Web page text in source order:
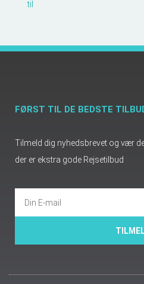
til
FØRST TIL DE BEDSTE
Tilmeld dig nyhedsbrevet og vær
der er ekstra gode Rejsetilbud